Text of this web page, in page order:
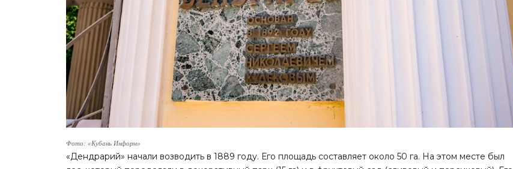
Фото: «Кубань Информ»
«Дендрарий» начали возводить в 1889 году. Его площадь составляет около 50 га. На этом месте был